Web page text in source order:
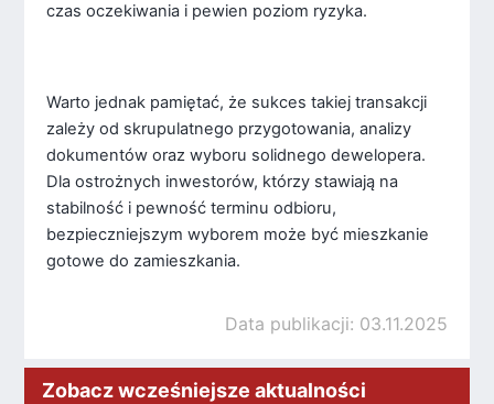
czas oczekiwania i pewien poziom ryzyka.
Warto jednak pamiętać, że sukces takiej transakcji
zależy od skrupulatnego przygotowania, analizy
dokumentów oraz wyboru solidnego dewelopera.
Dla ostrożnych inwestorów, którzy stawiają na
stabilność i pewność terminu odbioru,
bezpieczniejszym wyborem może być mieszkanie
gotowe do zamieszkania.
Data publikacji: 03.11.2025
Zobacz wcześniejsze aktualności